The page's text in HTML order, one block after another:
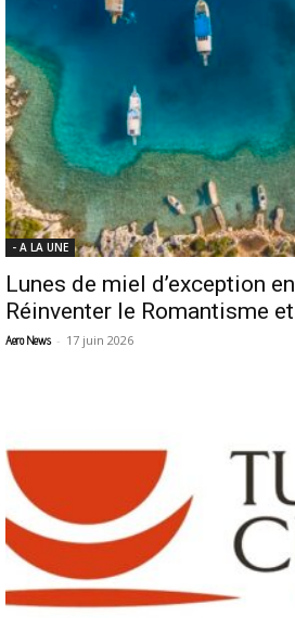
- A LA UNE
Lunes de miel d’exception
Réinventer le Romantisme
Aero News - 17 juin 2026